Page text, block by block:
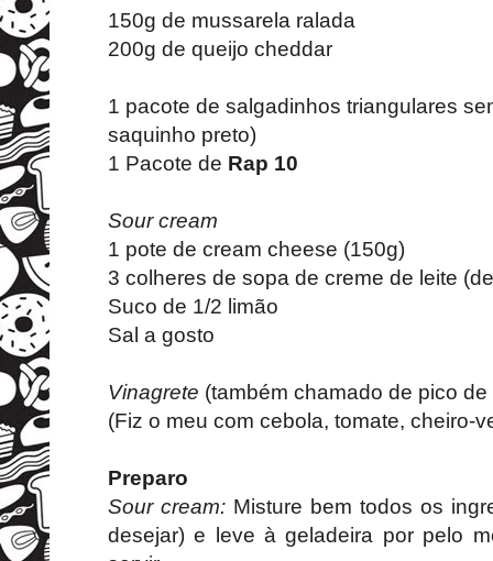
150g de mussarela ralada
200g de queijo cheddar
1 pacote de salgadinhos triangulares
saquinho preto)
1 Pacote de Rap 10
Sour cream
1 pote de cream cheese (150g)
3 colheres de sopa de creme de leite
Suco de 1/2 limão
Sal a gosto
Vinagrete (também chamado de pico de
(Fiz o meu com cebola, tomate, cheiro-
Preparo
Sour cream: Misture bem todos os
desejar) e leve à geladeira por pelo